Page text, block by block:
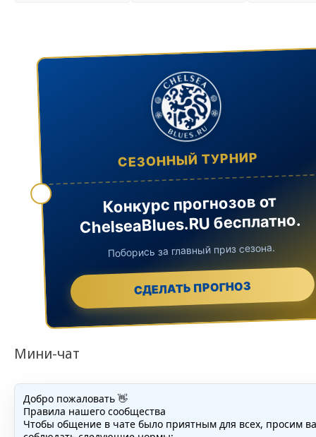
СЕЗОННЫЙ ТУРНИР
Конкурс прогнозов от
ChelseaBlues.RU бесплатно.
Поборись за главный приз сезона.
СДЕЛАТЬ ПРОГНОЗ
Мини-чат
Добро пожаловать 👋
Правила нашего сообщества
Чтобы общение в чате было приятным для всех, просим